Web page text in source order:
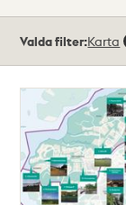
träffar
Valda filter:Karta